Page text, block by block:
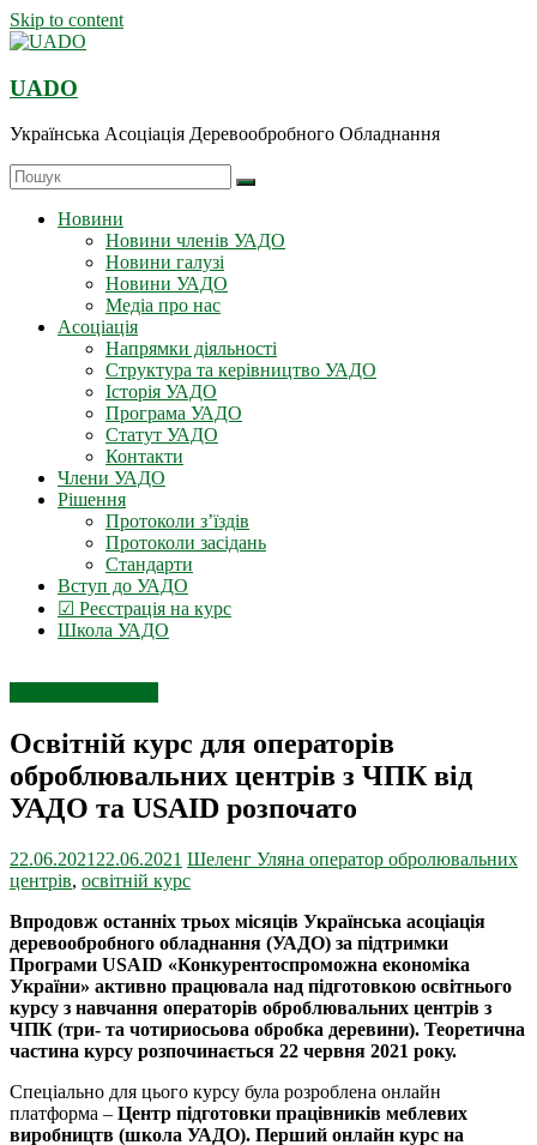
Skip to content
UADO
Українська Асоціація Деревообробного Обладнання
Новини
Новини членів УАДО
Новини галузі
Новини УАДО
Медіа про нас
Асоціація
Напрямки діяльності
Структура та керівництво УАДО
Історія УАДО
Програма УАДО
Статут УАДО
Контакти
Члени УАДО
Рішення
Протоколи з’їздів
Протоколи засідань
Стандарти
Вступ до УАДО
☑ Реєстрація на курс
Школа УАДО
Освітній курс для операторів
оброблювальних центрів з ЧПК від
УАДО та USAID розпочато
22.06.2021 22.06.2021 Шеленг Уляна оператор обролювальних
центрів, освітній курс
Впродовж останніх трьох місяців Українська асоціація
деревообробного обладнання (УАДО) за підтримки
Програми USAID «Конкурентоспроможна економіка
України» активно працювала над підготовкою освітнього
курсу з навчання операторів оброблювальних центрів з
ЧПК (три- та чотириосьова обробка деревини). Теоретична
частина курсу розпочинається 22 червня 2021 року.
Спеціально для цього курсу була розроблена онлайн
платформа – Центр підготовки працівників меблевих
виробництв (школа УАДО). Перший онлайн курс на